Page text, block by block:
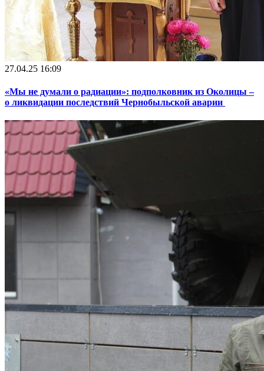
27.04.25 16:09
«Мы не думали о радиации»: подполковник из Околицы –
о ликвидации последствий Чернобыльской аварии